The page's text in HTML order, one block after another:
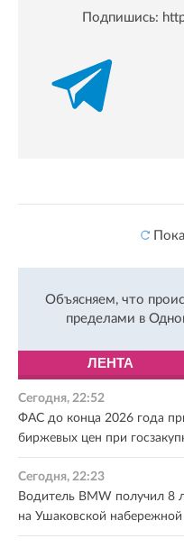
Подпишись:
Объясняем, что
пределами в
ЛЕНТА
Сегодня, 22:52
ФАС до конца 2026 года
биржевых цен при
Сегодня, 22:23
Водитель BMW получил 8
на Ушаковской набережной